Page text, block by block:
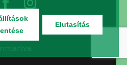
Elutasítás
Kft. | Minden jog